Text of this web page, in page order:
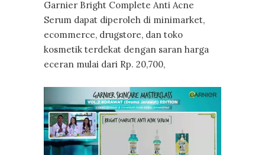
Garnier Bright Complete Anti Acne
Serum dapat diperoleh di minimarket,
ecommerce, drugstore, dan toko
kosmetik terdekat dengan saran harga
eceran mulai dari Rp. 20,700,